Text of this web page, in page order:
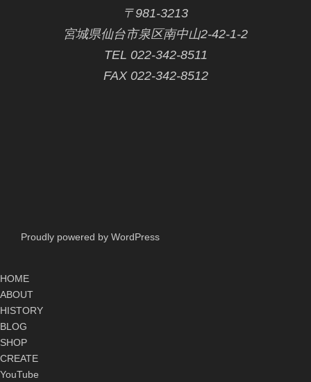
〒981-3213
宮城県仙台市泉区南中山2-42-1-2
TEL 022-342-8511
FAX 022-342-8512
Proudly powered by WordPress
HOME
ABOUT
HISTORY
BLOG
SHOP
CREATE
YouTube